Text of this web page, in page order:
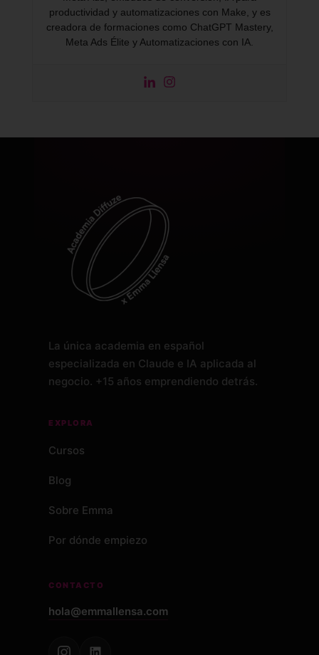
productividad y automatizaciones con Make, y es
creadora de formaciones como ChatGPT Mastery,
Meta Ads Élite y Automatizaciones con IA.
La única academia en español
especializada en Claude e IA aplicada al
negocio. +15 años emprendiendo detrás.
EXPLORA
Cursos
Blog
Sobre Emma
Por dónde empiezo
CONTACTO
hola@emmallensa.com